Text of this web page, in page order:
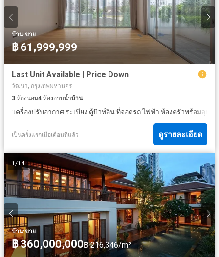
บ้าน·ขาย
฿ 61,999,999
Last Unit Available | Price Down
วัฒนา, กรุงเทพมหานคร
3 ห้องนอน4 ห้องอาบน้ำบ้าน
·เครื่องปรับอากาศ·ระเบียง·ตู้บิวท์อิน·ที่จอดรถ·ไฟฟ้า·ห้องครัวพร้อมอุปก
เป็นครั่งแรกเมื่อเดือนที่แล้ว ดูรายละเอียด
1 /14
บ้าน·ขาย
฿ 360,000,000฿ 216,346/m²